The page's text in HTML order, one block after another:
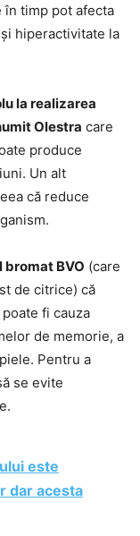
în timp pot afecta
hiperactivitate la
la realizarea
Olestra care
produce
Un alt
că reduce
BVO (care
de citrice) că
fi cauza
de memorie, a
Pentru a
se evite
este
dar acesta